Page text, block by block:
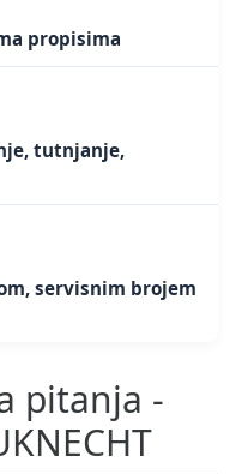
propisima
tutnjanje,
servisnim brojem
pitanja -